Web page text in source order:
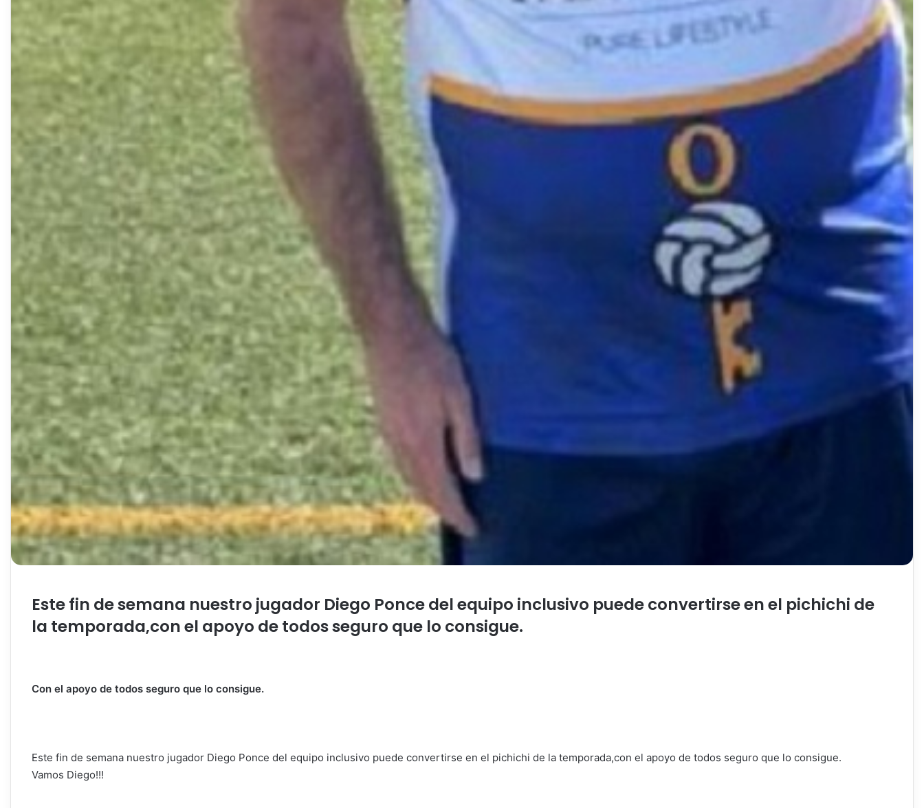
Este fin de semana nuestro jugador Diego Ponce del equipo inclusivo puede convertirse en el pichichi de
la temporada,con el apoyo de todos seguro que lo consigue.
Con el apoyo de todos seguro que lo consigue.
Este fin de semana nuestro jugador Diego Ponce del equipo inclusivo puede convertirse en el pichichi de la temporada,con el apoyo de todos seguro que lo consigue.
Vamos Diego!!!